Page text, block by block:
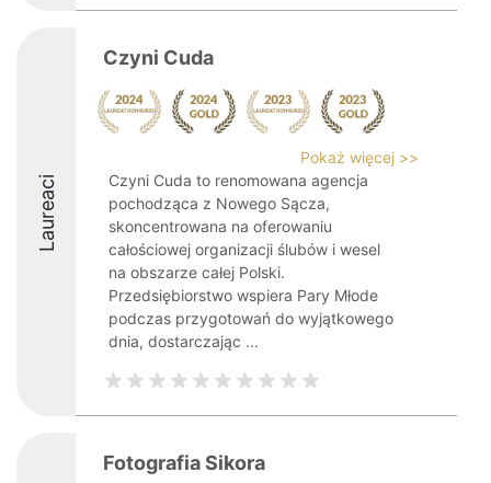
Laureaci
Czyni Cuda
Pokaż więcej >>
Czyni Cuda to renomowana agencja
pochodząca z Nowego Sącza,
skoncentrowana na oferowaniu
całościowej organizacji ślubów i wesel
na obszarze całej Polski.
Przedsiębiorstwo wspiera Pary Młode
podczas przygotowań do wyjątkowego
dnia, dostarczając ...
Fotografia Sikora